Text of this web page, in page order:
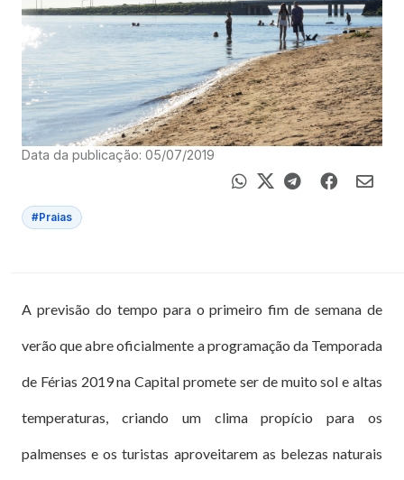
Data da publicação: 05/07/2019
#Praias
A previsão do tempo para o primeiro fim de semana de
verão que abre oficialmente a programação da Temporada
de Férias 2019 na Capital promete ser de muito sol e altas
temperaturas, criando um clima propício para os
palmenses e os turistas aproveitarem as belezas naturais